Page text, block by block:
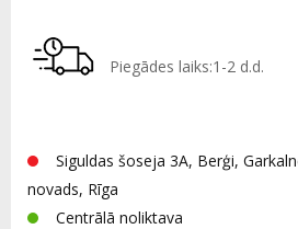
Piegādes laiks:1-2 d.d.
Siguldas šoseja 3A, Berģi,
novads, Rīga
Centrālā noliktava